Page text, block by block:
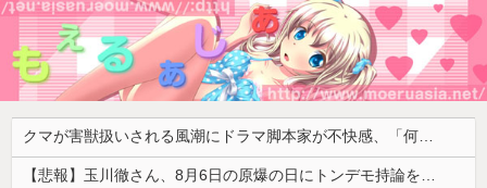
クマが害獣扱いされる風潮にドラマ脚本家が不快感、「何度もクマに会ったことがあるけど全然怖くなかった」と主張しており……
【悲報】玉川徹さん、8月6日の原爆の日にトンデモ持論を展開し物議… → ネット「それ、今日言うことなのか…？」ｗｗｗｗｗｗｗｗｗｗｗｗｗ